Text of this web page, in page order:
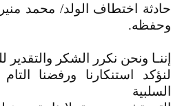
حادثة اختطاف الولد/ محمد
وحفظه.
إننـا ونحن نكرر الشكر والتقدير
لنؤكد استنكارنا ورفضنا
السلبية